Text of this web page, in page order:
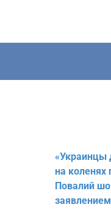
«Украинцы
на коленях
Повалий